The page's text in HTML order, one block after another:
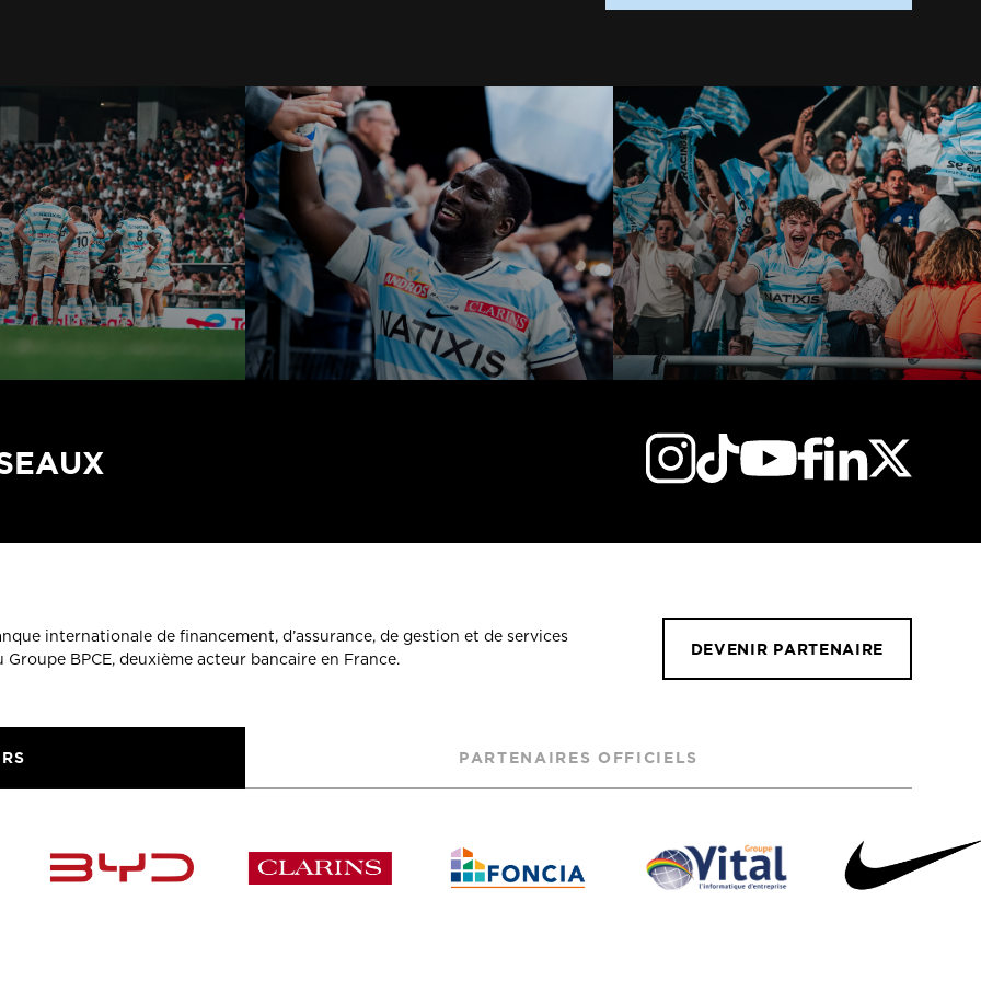
internationale de financement, d’assurance, de gestion et de services
Groupe BPCE, deuxième acteur bancaire en France.
DEVENIR PARTENAIRE
PARTENAIRES OFFICIELS